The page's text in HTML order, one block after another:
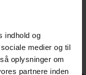
indhold og
medier og til
oplysninger om
partnere inden